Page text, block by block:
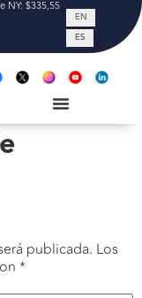
NY: $335,55 Tasa de
EN
ES
publicada. Los
*